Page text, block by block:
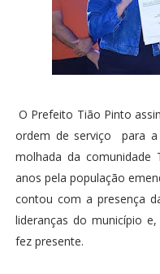
O Prefeito Tião Pinto
ordem de serviço para a
molhada da comunidade
anos pela população
contou com a presença
lideranças do município
fez presente.